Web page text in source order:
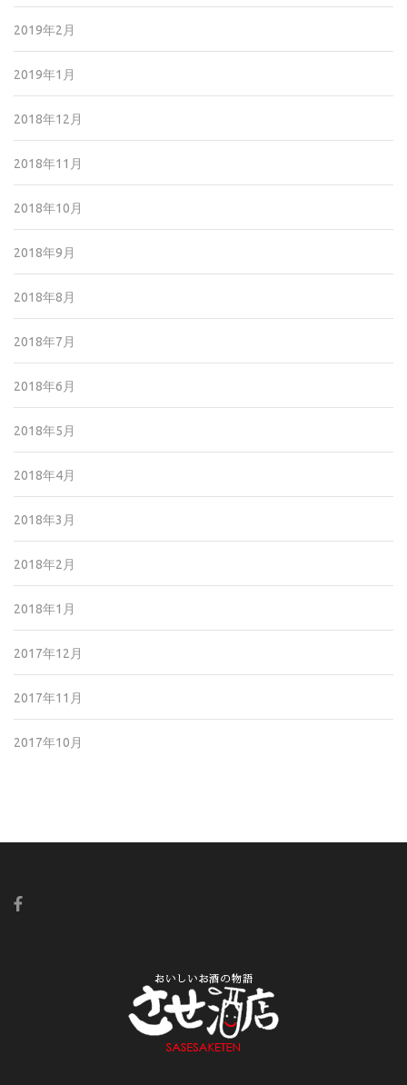
2019年2月
2019年1月
2018年12月
2018年11月
2018年10月
2018年9月
2018年8月
2018年7月
2018年6月
2018年5月
2018年4月
2018年3月
2018年2月
2018年1月
2017年12月
2017年11月
2017年10月